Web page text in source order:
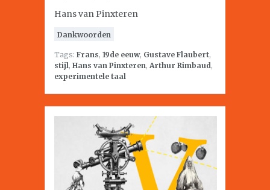
Hans van Pinxteren
Dankwoorden
Tags: Frans, 19de eeuw, Gustave Flaubert,
stijl, Hans van Pinxteren, Arthur Rimbaud,
experimentele taal